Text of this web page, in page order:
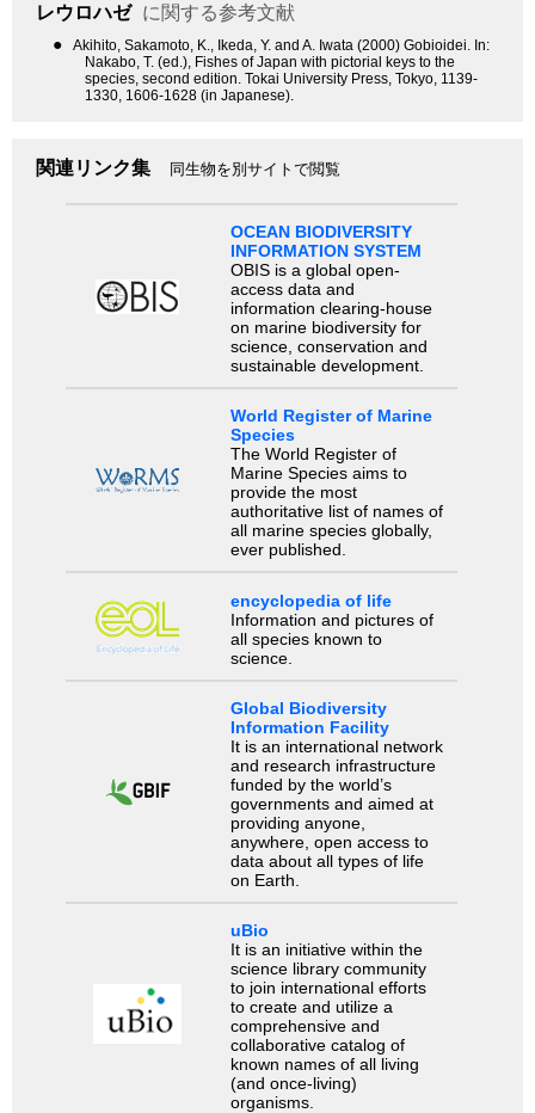
レウロハゼ に関する参考文献
●
Akihito, Sakamoto, K., Ikeda, Y. and A. Iwata (2000) Gobioidei. In:
Nakabo, T. (ed.), Fishes of Japan with pictorial keys to the
species, second edition. Tokai University Press, Tokyo, 1139-
1330, 1606-1628 (in Japanese).
関連リンク集 同生物を別サイトで閲覧
OCEAN BIODIVERSITY
INFORMATION SYSTEM
OBIS is a global open-
access data and
information clearing-house
on marine biodiversity for
science, conservation and
sustainable development.
World Register of Marine
Species
The World Register of
Marine Species aims to
provide the most
authoritative list of names of
all marine species globally,
ever published.
encyclopedia of life
Information and pictures of
all species known to
science.
Global Biodiversity
Information Facility
It is an international network
and research infrastructure
funded by the world’s
governments and aimed at
providing anyone,
anywhere, open access to
data about all types of life
on Earth.
uBio
It is an initiative within the
science library community
to join international efforts
to create and utilize a
comprehensive and
collaborative catalog of
known names of all living
(and once-living)
organisms.